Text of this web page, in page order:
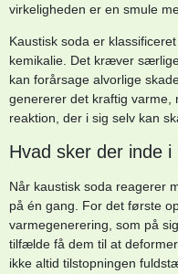
virkeligheden er en smule
Kaustisk soda er
kemikalie. Det kræver
kan forårsage alvorlige
genererer det kraftig varme,
reaktion, der i sig selv kan
Hvad sker der inde i
Når kaustisk soda reagerer
på én gang. For det første
varmegenerering, som på
tilfælde få dem til at
ikke altid tilstopningen